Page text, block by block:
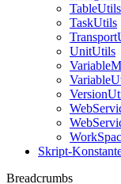
TableUtils
TaskUtils
UnitUtils
Skript-
Breadcrumbs